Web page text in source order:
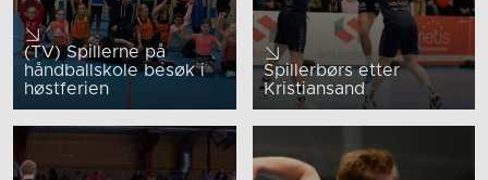
(TV) Spillerne på
håndballskole besøk i
høstferien
Spillerbørs etter
Kristiansand